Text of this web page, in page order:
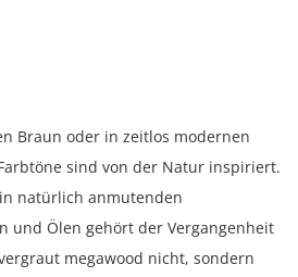
Braun oder in zeitlos modernen
sind von der Natur inspiriert.
natürlich anmutenden
und Ölen gehört der Vergangenheit
megawood nicht, sondern